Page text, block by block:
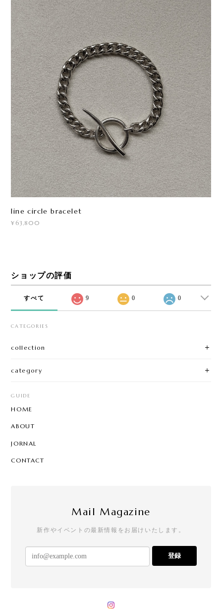
line circle bracelet
¥63,800
ショップの評価
すべて 9 0 0
CATEGORIES
collection
category
GUIDE
HOME
ABOUT
JORNAL
CONTACT
Mail Magazine
新作やイベントの最新情報をお届けいたします。
登録